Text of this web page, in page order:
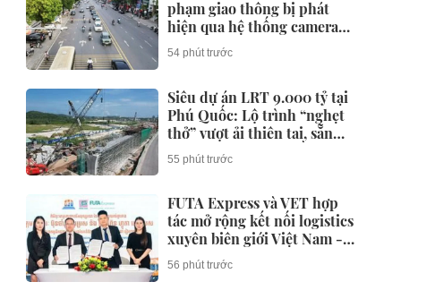
phạm giao thông bị phát
hiện qua hệ thống camera
giám sát trong tháng 7
54 phút trước
Siêu dự án LRT 9.000 tỷ tại
Phú Quốc: Lộ trình “nghẹt
thở” vượt ải thiên tai, sẵn
sàng đưa đoàn tàu đầu tiên
chạy thử vào giữa năm 2027
55 phút trước
FUTA Express và VET hợp
tác mở rộng kết nối logistics
xuyên biên giới Việt Nam -
Campuchia
56 phút trước